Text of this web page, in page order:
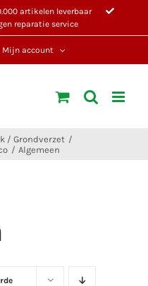
artikelen leverbaar
reparatie service
Mijn account
/ Grondverzet
Algemeen